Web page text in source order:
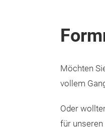
Möchten
vollem
Oder
für unseren